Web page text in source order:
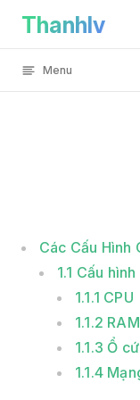
Skip to content
Thanhlv
Menu
Các Cấu Hình
1.1 Cấu
1.1.1 CPU
1.1.2 RAM
1.1.3 Ổ
1.1.4